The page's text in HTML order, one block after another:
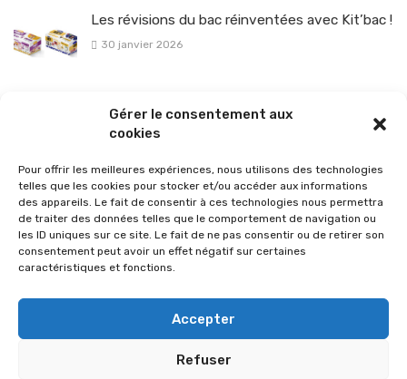
Gérer le consentement aux
cookies
Pour offrir les meilleures expériences, nous utilisons des technologies
telles que les cookies pour stocker et/ou accéder aux informations
des appareils. Le fait de consentir à ces technologies nous permettra
de traiter des données telles que le comportement de navigation ou
les ID uniques sur ce site. Le fait de ne pas consentir ou de retirer son
consentement peut avoir un effet négatif sur certaines
caractéristiques et fonctions.
Accepter
Refuser
Les révisions du bac réinventées avec Kit’bac !
30 janvier 2026